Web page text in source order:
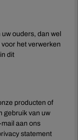
ouders, dan wel
het verwerken
dit
producten of
gebruik van uw
aan ons
statement